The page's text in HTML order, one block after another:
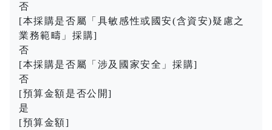
否
[本採購是否屬「具敏感性或國安(含資安)疑慮之
業務範疇」採購]
否
[本採購是否屬「涉及國家安全」採購]
否
[預算金額是否公開]
是
[預算金額]